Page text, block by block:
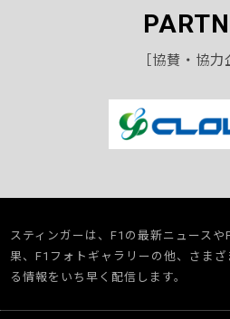
［協賛・協力
スティンガーは、F1の最新ニュース
果、F1フォトギャラリーの他、さま
る情報をいち早く配信します。